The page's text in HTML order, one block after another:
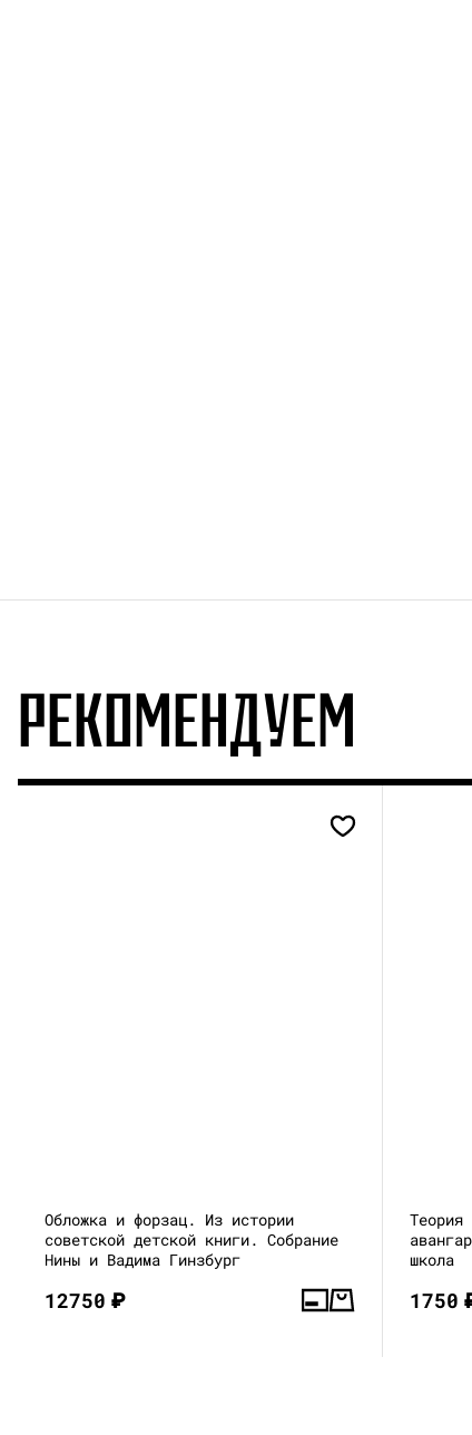
РЕКОМЕНДУЕМ
Обложка и форзац. Из истории
советской детской книги. Собрание
Нины и Вадима Гинзбург
12750₽
Теория
школа
1750